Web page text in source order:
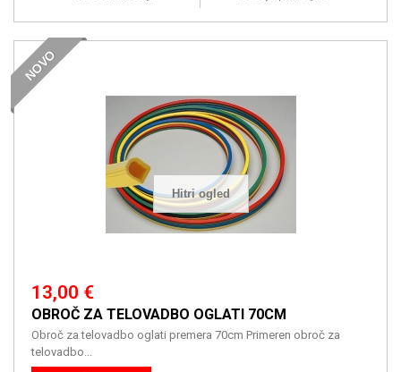
Hitri ogled
NOVO
13,00 €
OBROČ ZA TELOVADBO OGLATI 70CM
Obroč za telovadbo oglati premera 70cm Primeren obroč za
telovadbo...